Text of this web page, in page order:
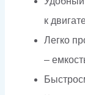
к
Легко
–